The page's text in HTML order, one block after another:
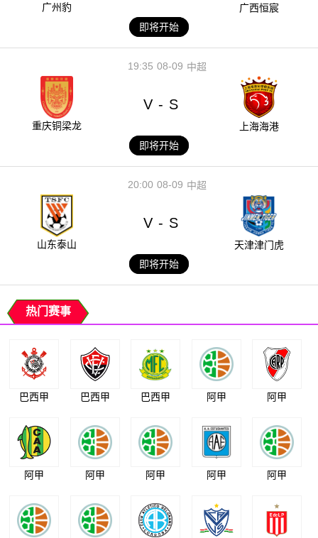
广州豹
广西恒宸
即将开始
08-09
19:35 中超
重庆铜梁龙
V - S
上海海港
即将开始
08-09
20:00 中超
山东泰山
V - S
天津津门虎
即将开始
热门赛事
巴西甲 巴西甲 巴西甲 阿甲 阿甲
阿甲 阿甲 阿甲 阿甲 阿甲